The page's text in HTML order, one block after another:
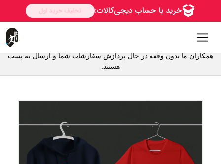
همکاران ما بدون وقفه در حال پردازش سفارشات شما و ارسال به پست
هستند.